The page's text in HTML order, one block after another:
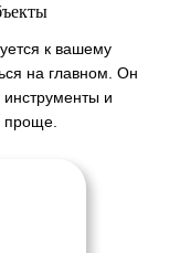
к вашему
на главном. Он
инструменты и
проще.